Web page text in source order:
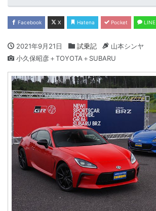
Facebook X Hatena Pocket LINE
2021年9月21日 試乗記
山本シンヤ
小久保昭彦＋TOYOTA＋SUBARU